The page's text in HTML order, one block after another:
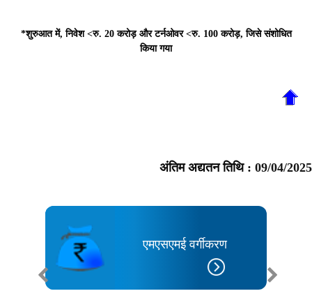
*शुरुआत में, निवेश <रु. 20 करोड़ और टर्नओवर <रु. 100 करोड़, जिसे संशोधित
किया गया
अंतिम अद्यतन तिथि : 09/04/2025
एमएसएमई वर्गीकरण